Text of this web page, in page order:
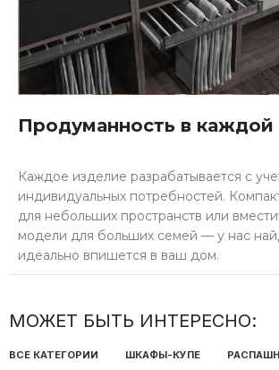
Продуманность в каждой
Каждое изделие разрабатывается с
индивидуальных потребностей.
для небольших пространств или
модели для больших семей — у нас
идеально впишется в ваш дом.
МОЖЕТ БЫТЬ ИНТЕРЕСНО:
ВСЕ КАТЕГОРИИ ШКАФЫ-КУПЕ